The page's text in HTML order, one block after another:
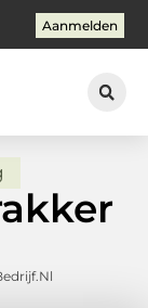
Aanmelden